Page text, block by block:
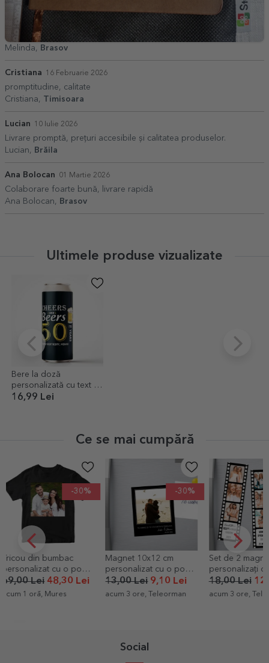
Melinda, Brasov
Cristiana 16 Februarie 2026
promptitudine, calitate
Cristiana, Timisoara
Lucian 10 Iulie 2026
Livrare promptă, prețuri accesibile și calitatea produselor.
Lucian,
Brăila
Ana Bolocan 01 Martie 2026
Colaborare foarte bună, livrare rapidă
Ana Bolocan,
Brasov
Ultimele produse vizualizate
Bere la doză
personalizată cu text -
Cheers
16,99 Lei
Ce se mai cumpără
-30%
Magnet 10x12 cm
personalizat cu o poză
și text - Memories
13,00 Lei9,10 Lei
acum 3 ore, Teleorman
-30%
Set de 2 magneți
personalizați cu poze și
text - Momente speciale
18,00 Lei12,60 Lei
acum 3 ore, Teleorman
Șorț
pentru copii
Junior de
59,00 Lei
acum 3 ore,
Social